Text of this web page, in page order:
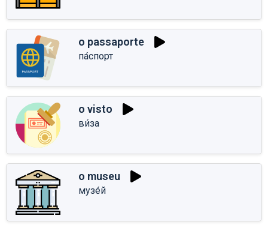
o passaporte
па́спорт
o visto
ви́за
o museu
музе́й